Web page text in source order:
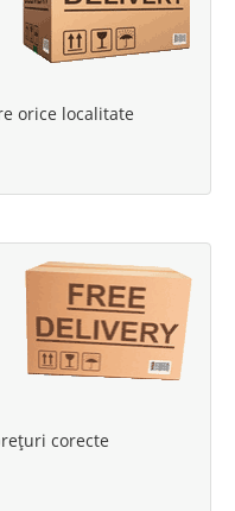
orice localitate
corecte